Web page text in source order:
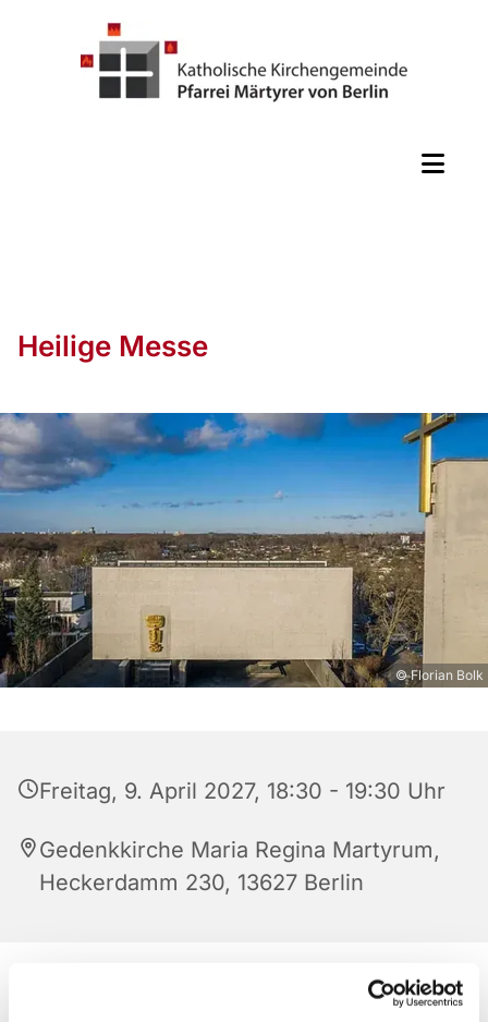
Heilige Messe
© Florian Bolk
Freitag, 9. April 2027, 18:30 - 19:30 Uhr
Gedenkkirche Maria Regina Martyrum,
Heckerdamm 230, 13627 Berlin